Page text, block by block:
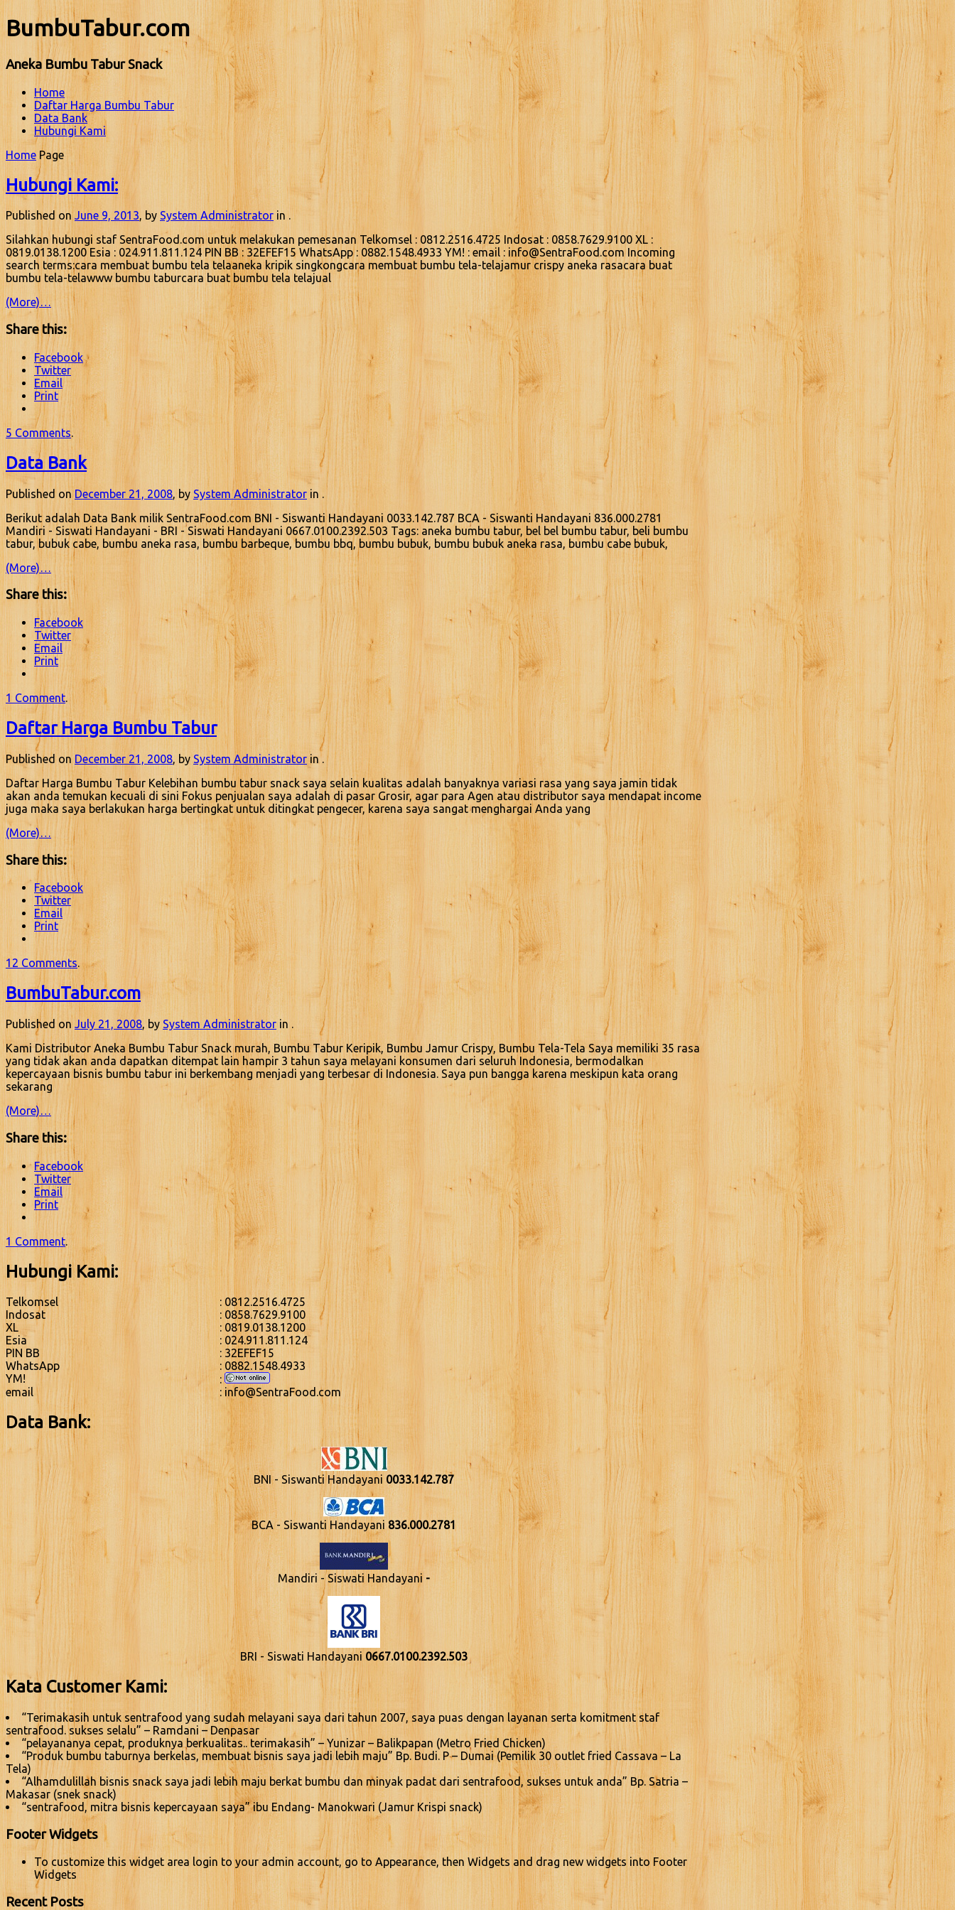
BumbuTabur.com
Aneka Bumbu Tabur Snack
Home
Daftar Harga Bumbu Tabur
Data Bank
Hubungi Kami
Home Page
Hubungi Kami:
Published on June 9, 2013, by System Administrator in .
Silahkan hubungi staf SentraFood.com untuk melakukan pemesanan Telkomsel : 0812.2516.4725 Indosat : 0858.7629.9100 XL :
0819.0138.1200 Esia : 024.911.811.124 PIN BB : 32EFEF15 WhatsApp : 0882.1548.4933 YM! : email : info@SentraFood.com Incoming
search terms:cara membuat bumbu tela telaaneka kripik singkongcara membuat bumbu tela-telajamur crispy aneka rasacara buat
bumbu tela-telawww bumbu taburcara buat bumbu tela telajual
(More)…
Share this:
Facebook
Twitter
Email
Print
5 Comments.
Data Bank
Published onDecember 21, 2008, by System Administrator in .
Berikut adalah Data Bank milik SentraFood.com BNI - Siswanti Handayani 0033.142.787 BCA - Siswanti Handayani 836.000.2781
Mandiri - Siswati Handayani - BRI - Siswati Handayani 0667.0100.2392.503 Tags: aneka bumbu tabur, bel bel bumbu tabur, beli bumbu
tabur, bubuk cabe, bumbu aneka rasa, bumbu barbeque, bumbu bbq, bumbu bubuk, bumbu bubuk aneka rasa, bumbu cabe bubuk,
(More)…
Share this:
Facebook
Twitter
Email
Print
1 Comment.
Daftar Harga Bumbu Tabur
Published on December 21, 2008, bySystem Administratorin .
Daftar Harga Bumbu Tabur Kelebihan bumbu tabur snack saya selain kualitas adalah banyaknya variasi rasa yang saya jamin tidak
akan anda temukan kecuali di sini Fokus penjualan saya adalah di pasar Grosir, agar para Agen atau distributor saya mendapat income
juga maka saya berlakukan harga bertingkat untuk ditingkat pengecer, karena saya sangat menghargai Anda yang
(More)…
Share this:
Facebook
Twitter
Email
Print
12 Comments.
BumbuTabur.com
Published on July 21, 2008, by System Administratorin .
Kami Distributor Aneka Bumbu Tabur Snack murah, Bumbu Tabur Keripik, Bumbu Jamur Crispy, Bumbu Tela-Tela Saya memiliki 35 rasa
yang tidak akan anda dapatkan ditempat lain hampir 3 tahun saya melayani konsumen dari seluruh Indonesia, bermodalkan
kepercayaan bisnis bumbu tabur ini berkembang menjadi yang terbesar di Indonesia. Saya pun bangga karena meskipun kata orang
sekarang
(More)…
Share this:
Facebook
Twitter
Email
Print
1 Comment.
Hubungi Kami:
Telkomsel
: 0812.2516.4725
Indosat
: 0858.7629.9100
XL
: 0819.0138.1200
Esia
: 024.911.811.124
PIN BB
: 32EFEF15
WhatsApp
: 0882.1548.4933
YM!
:
email
: info@SentraFood.com
Data Bank:
BNI - Siswanti Handayani 0033.142.787
BCA - Siswanti Handayani 836.000.2781
Mandiri - Siswati Handayani -
BRI - Siswati Handayani 0667.0100.2392.503
Kata Customer Kami:
“Terimakasih untuk sentrafood yang sudah melayani saya dari tahun 2007, saya puas dengan layanan serta komitment staf
sentrafood. sukses selalu” – Ramdani – Denpasar
“pelayananya cepat, produknya berkualitas.. terimakasih” – Yunizar – Balikpapan (Metro Fried Chicken)
“Produk bumbu taburnya berkelas, membuat bisnis saya jadi lebih maju” Bp. Budi. P – Dumai (Pemilik 30 outlet fried Cassava – La
Tela)
“Alhamdulillah bisnis snack saya jadi lebih maju berkat bumbu dan minyak padat dari sentrafood, sukses untuk anda” Bp. Satria –
Makasar (snek snack)
“sentrafood, mitra bisnis kepercayaan saya” ibu Endang- Manokwari (Jamur Krispi snack)
Footer Widgets
To customize this widget area login to your admin account, go to Appearance, then Widgets and drag new widgets into Footer
Widgets
Recent Posts